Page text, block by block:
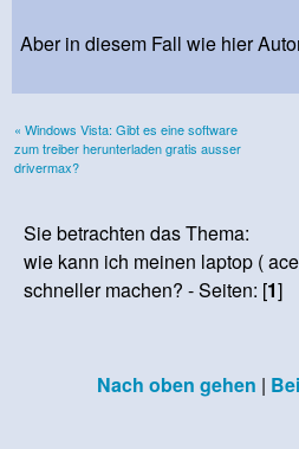
Aber in diesem Fall wie hier
« Windows Vista: Gibt es eine software
zum treiber herunterladen gratis ausser
drivermax?
Sie betrachten das Thema:
wie kann ich meinen laptop (
schneller machen? - Seiten: [1]
Nach oben gehen |